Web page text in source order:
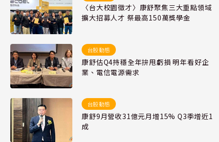
〈台大校園徵才〉康舒聚焦三大重點領域
擴大招募人才 祭最高150萬獎學金
台股動態
康舒估Q4持穩全年拚甩虧損 明年看好企
業、電信電源需求
台股動態
康舒9月營收31億元月增15% Q3季增近1
成